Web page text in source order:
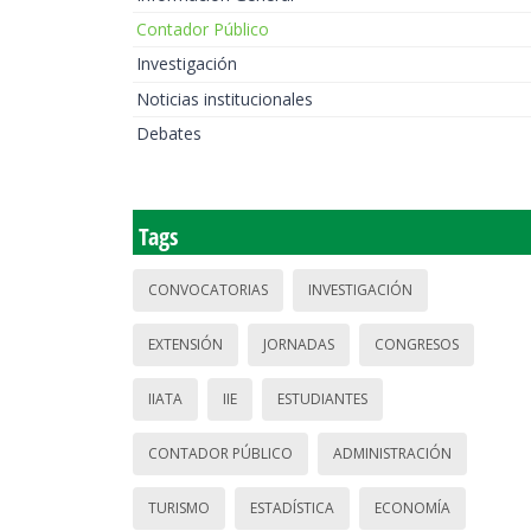
Contador Público
Investigación
Noticias institucionales
Debates
Tags
CONVOCATORIAS INVESTIGACIÓN
EXTENSIÓN JORNADAS CONGRESOS
IIATA IIE ESTUDIANTES
CONTADOR PÚBLICO ADMINISTRACIÓN
TURISMO ESTADÍSTICA ECONOMÍA